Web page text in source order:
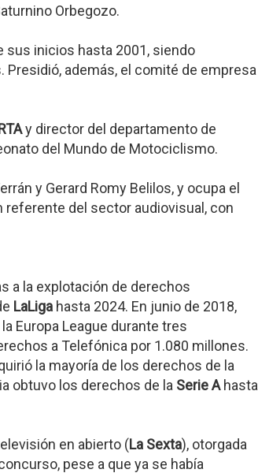
Orbegozo.
sus inicios hasta 2001, siendo
además, el comité de empresa
y director del departamento de
del Mundo de Motociclismo.
y Gerard Romy Belilos, y ocupa el
referente del sector audiovisual, con
a la explotación de derechos
LaLiga hasta 2024. En junio de 2018,
Europa League durante tres
a Telefónica por 1.080 millones.
la mayoría de los derechos de la
obtuvo los derechos de la Serie Ahasta
en abierto (La Sexta), otorgada
pese a que ya se había